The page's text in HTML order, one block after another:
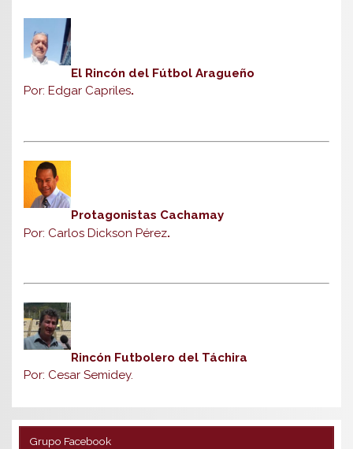
El Rincón del Fútbol Aragueño
Por: Edgar Capriles.
Protagonistas Cachamay
Por: Carlos Dickson Pérez.
Rincón Futbolero del Táchira
Por: Cesar Semidey.
Grupo Facebook